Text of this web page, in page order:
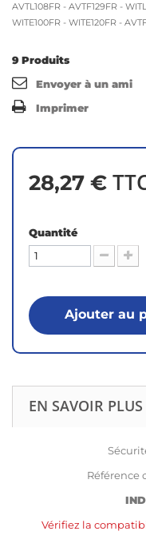
AVTL108FR - AVTF129FR -
WITE100FR - WITE120FR -
9Produits
Envoyer à un ami
Imprimer
28,27 €
Quantité
Ajouter au
EN SAVOIR PLUS
Référence
Vérifiez la